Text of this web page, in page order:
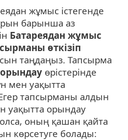
жұмыс істегенде
барынша аз
Батареядан жұмыс
өткізіп
таңдаңыз. Тапсырма
өрістерінде
мен уақытта
тапсырманы алдын
уақытта орындау
оның қашан қайта
көрсетуге болады: